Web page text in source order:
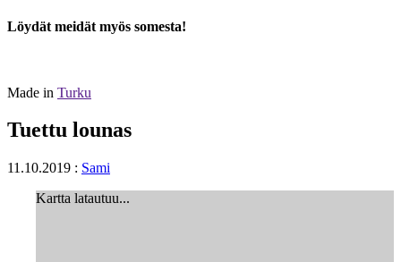
Löydät meidät myös somesta!
Made in Turku
Tuettu lounas
11.10.2019 : Sami
Kartta latautuu...